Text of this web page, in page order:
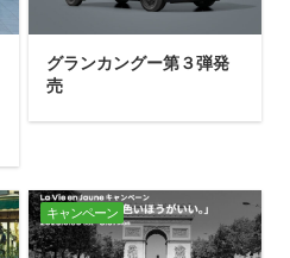
グランカングー第３弾発
売
キャンペーン